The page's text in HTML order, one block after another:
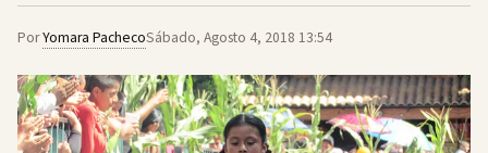
PorYomara PachecoSábado, Agosto 4, 2018 13:54